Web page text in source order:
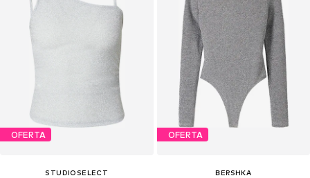
OFERTA
STUDIOSELECT
OFERTA
BERSHKA